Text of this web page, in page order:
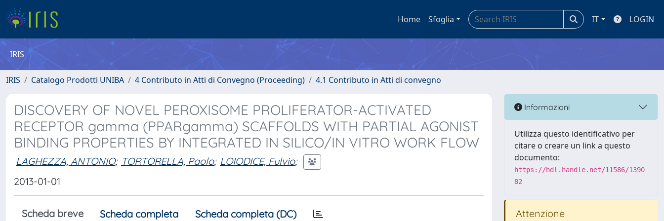
Home Sfoglia IT LOGIN
IRIS
IRIS Catalogo Prodotti UNIBA 4 Contributo in Atti di Convegno (Proceeding) 4.1 Contributo in Atti di convegno
DISCOVERY OF NOVEL PEROXISOME PROLIFERATOR-ACTIVATED
RECEPTOR gamma (PPARgamma) SCAFFOLDS WITH PARTIAL AGONIST
BINDING PROPERTIES BY INTEGRATED IN SILICO/IN VITRO WORK FLOW
LAGHEZZA, ANTONIO; TORTORELLA, Paolo; LOIODICE, Fulvio;
2013-01-01
Scheda breve Scheda completa Scheda completa (DC)
Informazioni
Utilizza questo identificativo per
citare o creare un link a questo
documento:
https://hdl.handle.net/11586/1390
82
Attenzione